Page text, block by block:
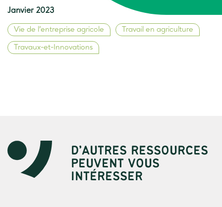
Janvier 2023
Vie de l’entreprise agricole Travail en agriculture
Travaux-et-Innovations
D’AUTRES RESSOURCES
PEUVENT VOUS
INTÉRESSER